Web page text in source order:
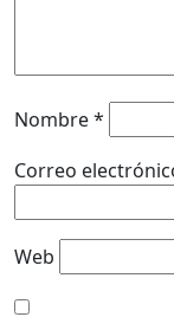
Nombre*
Correo
Web